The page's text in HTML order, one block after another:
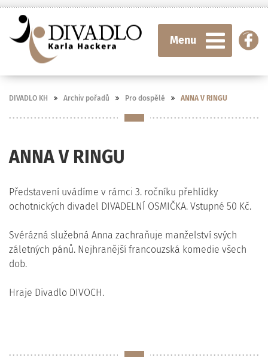
Menu
DIVADLO KH Archiv pořadů Pro dospělé ANNA V RINGU
ANNA V RINGU
Představení uvádíme v rámci 3. ročníku přehlídky
ochotnických divadel DIVADELNÍ OSMIČKA. Vstupné 50 Kč.
Svérázná služebná Anna zachraňuje manželství svých
záletných pánů. Nejhranější francouzská komedie všech
dob.
Hraje Divadlo DIVOCH.